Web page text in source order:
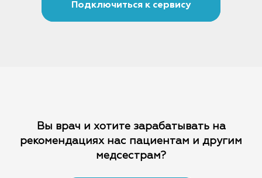
Подключиться к сервису
Вы врач и хотите зарабатывать на
рекомендациях нас пациентам и другим
медсестрам?